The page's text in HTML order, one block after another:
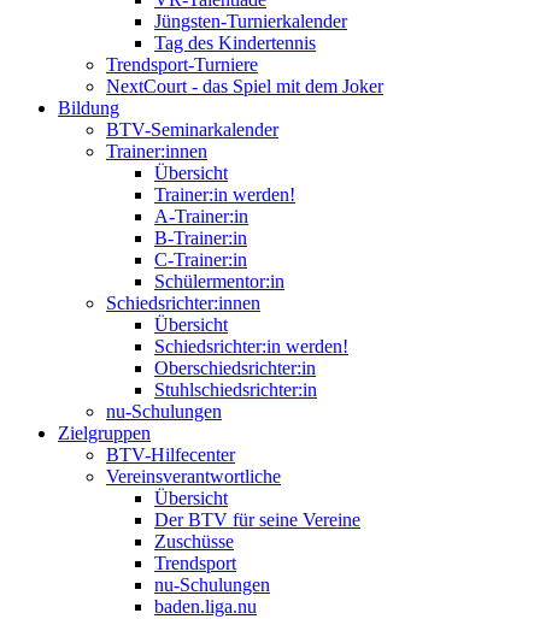
Jüngsten-Turnierkalender
Tag des Kindertennis
Trendsport-Turniere
NextCourt - das Spiel mit dem Joker
Bildung
BTV-Seminarkalender
Trainer:innen
Übersicht
Trainer:in werden!
A-Trainer:in
B-Trainer:in
C-Trainer:in
Schülermentor:in
Schiedsrichter:innen
Übersicht
Schiedsrichter:in werden!
Oberschiedsrichter:in
Stuhlschiedsrichter:in
nu-Schulungen
Zielgruppen
BTV-Hilfecenter
Vereinsverantwortliche
Übersicht
Der BTV für seine Vereine
Zuschüsse
Trendsport
nu-Schulungen
baden.liga.nu